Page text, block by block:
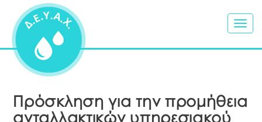
Πρόσκληση για την προμήθεια
ανταλλακτικών υπηρεσιακού